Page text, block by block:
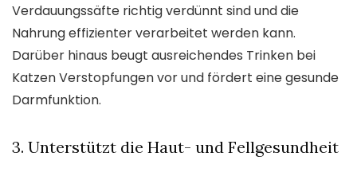
Verdauungssäfte richtig verdünnt sind und die
Nahrung effizienter verarbeitet werden kann.
Darüber hinaus beugt ausreichendes Trinken bei
Katzen Verstopfungen vor und fördert eine gesunde
Darmfunktion.
3. Unterstützt die Haut- und Fellgesundheit